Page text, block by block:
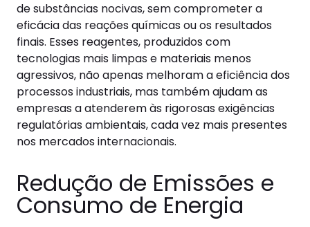
de substâncias nocivas, sem comprometer a
eficácia das reações químicas ou os resultados
finais. Esses reagentes, produzidos com
tecnologias mais limpas e materiais menos
agressivos, não apenas melhoram a eficiência dos
processos industriais, mas também ajudam as
empresas a atenderem às rigorosas exigências
regulatórias ambientais, cada vez mais presentes
nos mercados internacionais.
Redução de Emissões e
Consumo de Energia